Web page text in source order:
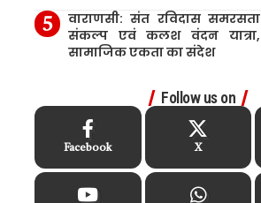
वाराणसी: संत रविदास समरसता
संकल्प एवं कलश वंदन यात्रा,
सामाजिक एकता का संदेश
Follow us on
Facebook X